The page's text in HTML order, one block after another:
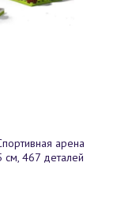
арена
467 деталей